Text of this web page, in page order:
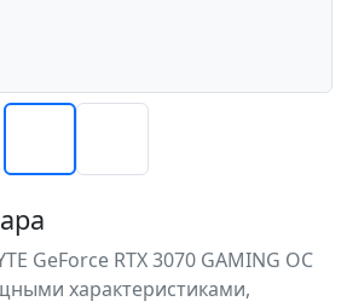
GeForce RTX 3070 GAMING OC
характеристиками,